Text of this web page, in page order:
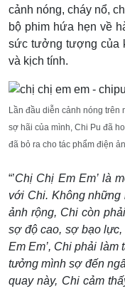
cảnh nóng, cháy nổ,
bộ phim hứa hẹn về
sức tưởng tượng của
và kịch tính.
Lần đầu diễn cảnh nóng
sợ hãi của mình, Chi Pu đã
đã bỏ ra cho tác phẩm điện
“’Chị Chị Em Em’ là
với Chi. Không những
ảnh rộng, Chi còn
sợ độ cao, sợ bạo
Em Em’, Chi phải
tưởng mình sợ đến
quay này, Chi cảm